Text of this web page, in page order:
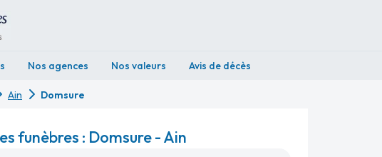
Nos agences Nos valeurs Avis de décès
Ain Domsure
funèbres : Domsure - Ain